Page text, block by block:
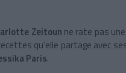
Zeitoun ne rate pas
qu’elle partage avec
Paris.